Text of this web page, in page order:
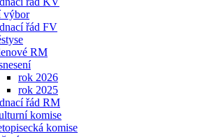
výbor
řád FV
RM
rok 2026
rok 2025
řád RM
komise
komise